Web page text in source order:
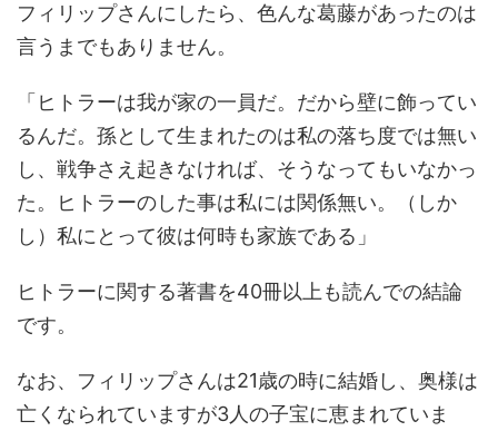
フィリップさんにしたら、色んな葛藤があったのは
言うまでもありません。
「ヒトラーは我が家の一員だ。だから壁に飾ってい
るんだ。孫として生まれたのは私の落ち度では無い
し、戦争さえ起きなければ、そうなってもいなかっ
た。ヒトラーのした事は私には関係無い。（しか
し）私にとって彼は何時も家族である」
ヒトラーに関する著書を40冊以上も読んでの結論
です。
なお、フィリップさんは21歳の時に結婚し、奥様は
亡くなられていますが3人の子宝に恵まれていま